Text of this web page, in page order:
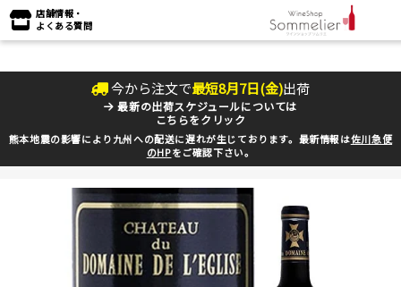
店舗情報・
よくある質問
今から注文で最短8月7日(金)出荷
最新の出荷スケジュールについては
こちらをクリック
熊本地震の影響により九州への配送に遅れが生じております。最新情報は佐川急便
のHPをご確認下さい。